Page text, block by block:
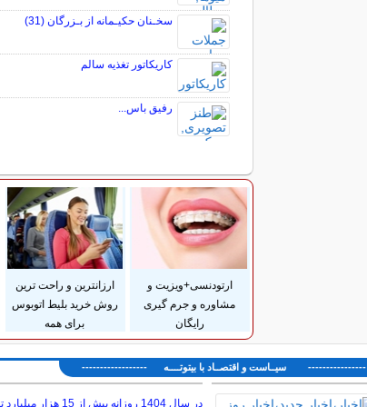
سخـنان حکیـمانه از بـزرگان (31)
کاریکاتور تغذیه سالم
رفیق باس...
ارتودنسی+ویزیت و
مشاوره و جرم گیری
رایگان
ارزانترین و راحت ترین
روش خرید بلیط اتوبوس
برای همه
---------------- سیــاست و اقتصــاد با بیتوتــــه ------------------
در سال 1404 روزانه بیش از 15 هزار